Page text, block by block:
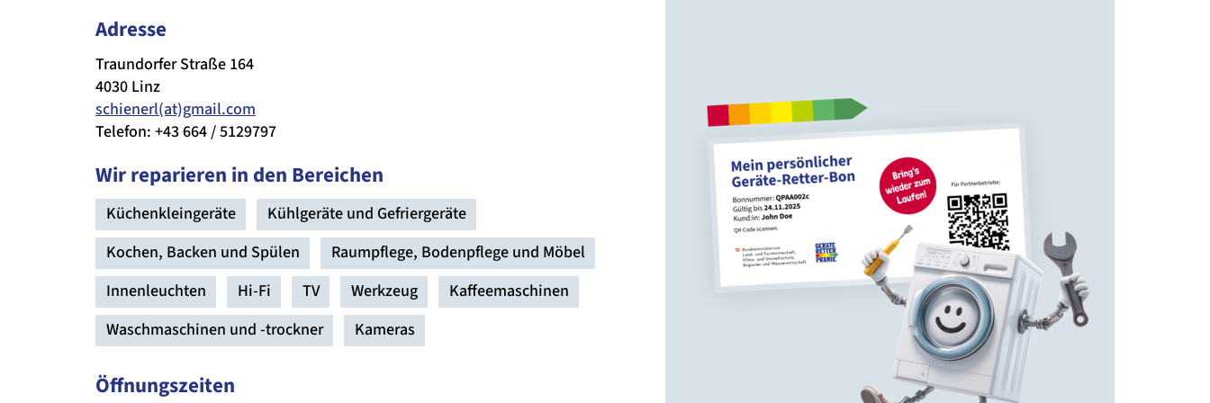
Adresse
Traundorfer Straße 164
4030 Linz
schienerl(at)gmail.com
Telefon: +43 664 / 5129797
Wir reparieren in den Bereichen
Küchenkleingeräte
Kühlgeräte und Gefriergeräte
Kochen, Backen und Spülen
Raumpflege, Bodenpflege und Möbel
Innenleuchten
Hi-Fi TV Werkzeug
Kaffeemaschinen
Waschmaschinen und -trockner
Kameras
Öffnungszeiten